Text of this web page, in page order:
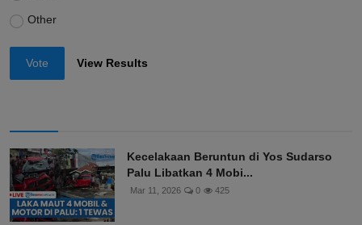
Other
Vote View Results
Kecelakaan Beruntun di Yos Sudarso
Palu Libatkan 4 Mobi...
Mar 11, 2026 0 425